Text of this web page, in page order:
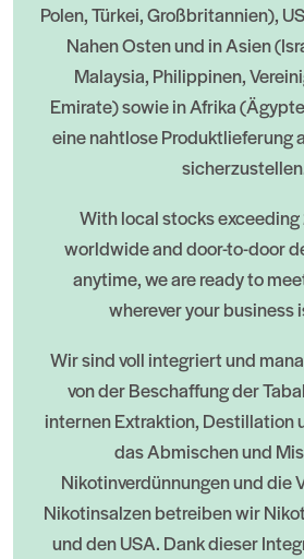
Polen, Türkei, Großbritannien),
Nahen Osten und in Asien
Malaysia, Philippinen,
Emirate) sowie in Afrika
eine nahtlose Produktlieferung
With local stocks
worldwide and door-to-door
anytime, we are ready to
wherever your business
Wir sind voll integriert und
von der Beschaffung der
internen Extraktion, Destillation
das Abmischen und
Nikotinverdünnungen und die
Nikotinsalzen betreiben wir
und den USA. Dank dieser